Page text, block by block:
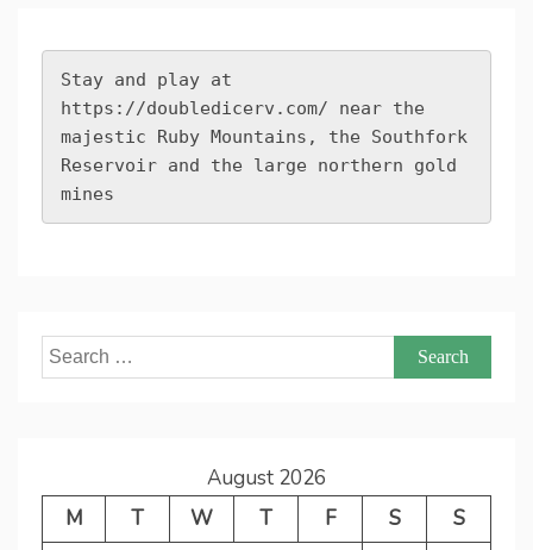
https://doubledicerv.com/ near the
majestic Ruby Mountains, the Southfork
Reservoir and the large northern gold
mines
Search
for:
August 2026
M
T W T F S
S